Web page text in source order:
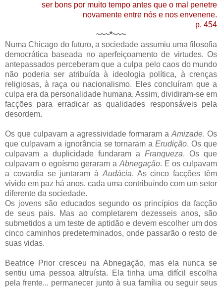
ser bons por muito tempo antes que o mal penetre
novamente entre nós e nos envenene.
p. 454
~~~*~~~
Numa Chicago do futuro, a sociedade assumiu uma filosofia
democrática baseada no aperfeiçoamento de virtudes. Os
antepassados perceberam que a culpa pelo caos do mundo
não poderia ser atribuída à ideologia política, à crenças
religiosas, à raça ou nacionalismo. Eles concluíram que a
culpa era da personalidade humana. Assim, dividiram-se em
facções para erradicar as qualidades responsáveis pela
desordem.
Os que culpavam a agressividade formaram a Amizade. Os
que culpavam a ignorância se tornaram aErudição. Os que
culpavam a duplicidade fundaram a Franqueza. Os que
culpavam o egoísmo geraram a Abnegação. E os culpavam
a covardia se juntaram à Audácia. As cinco facções têm
vivido em paz há anos, cada uma contribuíndo com um setor
diferente da sociedade.
Os jovens são educados segundo os princípios da facção
de seus pais. Mas ao completarem dezesseis anos, são
submetidos a um teste de aptidão e devem escolher um dos
cinco caminhos predeterminados, onde passarão o resto de
suas vidas.
Beatrice Prior cresceu na Abnegação, mas ela nunca se
sentiu uma pessoa altruísta. Ela tinha uma difícil escolha
pela frente... permanecer junto à sua família ou seguir seus